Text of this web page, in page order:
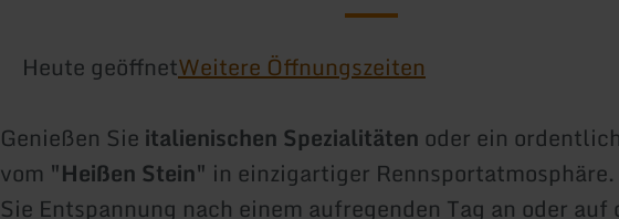
Heute geöffnetWeitere Öffnungszeiten
Genießen Sie italienischen Spezialitäten oder ein
vom "Heißen Stein" in einzigartiger
Sie Entspannung nach einem aufregenden Tag an oder auf